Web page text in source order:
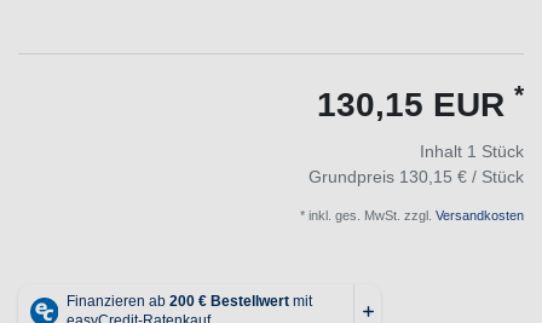
130,15 EUR *
Inhalt 1 Stück
Grundpreis 130,15 € / Stück
* inkl. ges. MwSt. zzgl. Versandkosten